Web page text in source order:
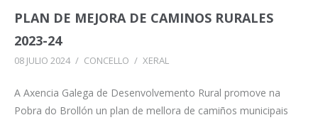
PLAN DE MEJORA DE CAMINOS RURALES
2023-24
08 JULIO 2024 / CONCELLO / XERAL
A Axencia Galega de Desenvolvemento Rural promove na
Pobra do Brollón un plan de mellora de camiños municipais